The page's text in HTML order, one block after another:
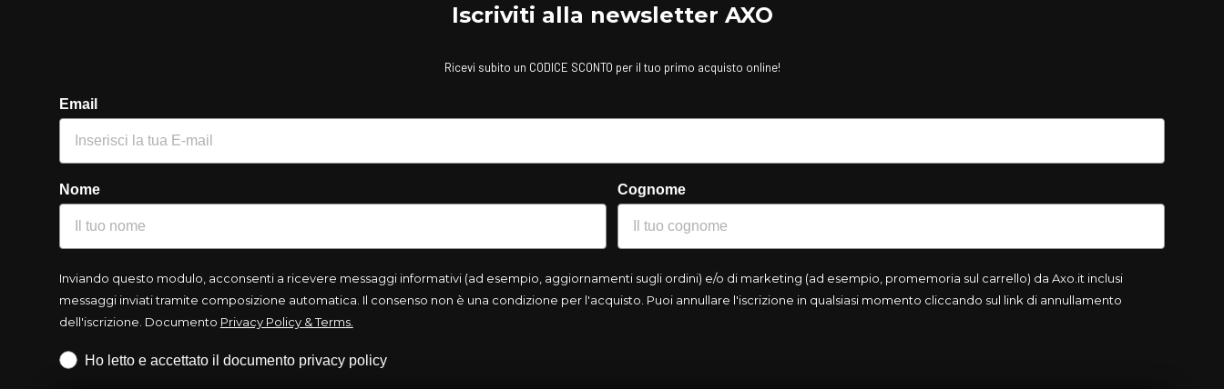
Iscriviti alla newsletter AXO
Ricevi subito un CODICE SCONTO per il tuo primo acquisto online!
Email
Nome Cognome
Inviando questo modulo, acconsenti a ricevere messaggi informativi (ad esempio, aggiornamenti sugli ordini) e/o di marketing (ad esempio, promemoria sul carrello) da Axo.it inclusi
messaggi inviati tramite composizione automatica. Il consenso non è una condizione per l'acquisto. Puoi annullare l'iscrizione in qualsiasi momento cliccando sul link di annullamento
dell'iscrizione. Documento Privacy Policy & Terms.
Iscrizione obbligatoria
Ho letto e accettato il documento privacy policy